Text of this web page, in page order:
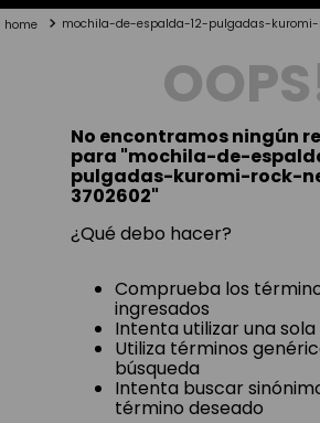
2.
lego
toy story
mochila-de-espalda-12-pulgadas-
No encontramos ningún
para "mochila-de-
pulgadas-kuromi-rock-
3702602"
¿Qué debo hacer?
Comprueba los
ingresados
Intenta utilizar una
Utiliza términos
búsqueda
Intenta buscar
término deseado